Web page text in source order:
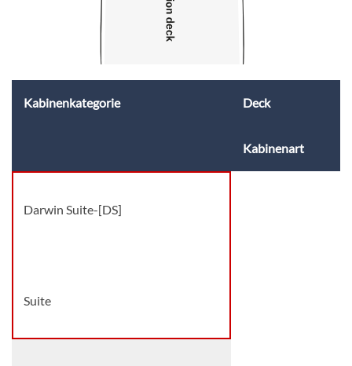
Kabinenkategorie Deck
Kabinenart
Darwin Suite-[DS]
Suite